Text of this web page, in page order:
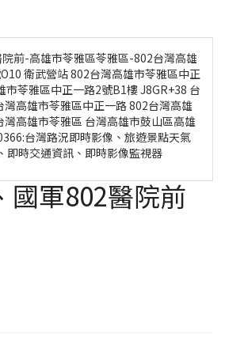
前-高雄市苓雅區苓雅區-802台灣高雄
衛武營站 802台灣高雄市苓雅區中正
市苓雅區中正一路2號B1樓 J8GR+38 台
高雄市苓雅區中正一路 802台灣高雄
高雄市苓雅區 台灣高雄市鼓山區高雄
台灣路況即時影像、旅遊景點天氣
即時交通資訊、即時影像監視器
國軍802醫院前